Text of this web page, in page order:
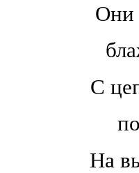
Они
С
На